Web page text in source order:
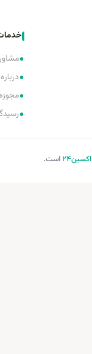
•
•
•
•
اکسین‌24 است.